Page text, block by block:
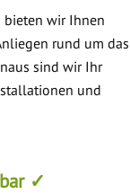
bieten wir Ihnen
rund um das
sind wir Ihr
und
✓